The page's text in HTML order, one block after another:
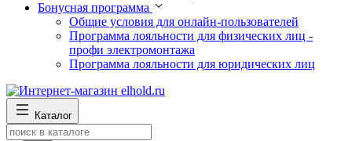
Бонусная программа
Общие условия для онлайн-пользователей
Программа лояльности для физических лиц -
профи электромонтажа
Программа лояльности для юридических лиц
Каталог